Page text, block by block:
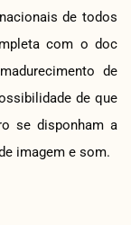
de todos
com o doc
de
de que
se disponham a
imagem e som.